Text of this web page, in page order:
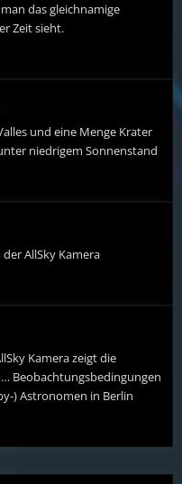
das gleichnamige
Zeit sieht.
und eine Menge Krater
niedrigem Sonnenstand
AllSky Kamera
Kamera zeigt die
Beobachtungsbedingungen
) Astronomen in Berlin